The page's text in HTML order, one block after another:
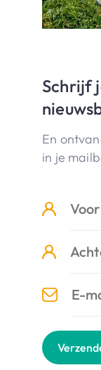
Schrijf
En
in je